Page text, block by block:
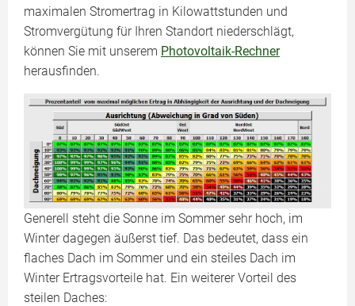
maximalen Stromertrag in Kilowattstunden und
Stromvergütung für Ihren Standort niederschlägt,
können Sie mit unserem Photovoltaik-Rechner
herausfinden.
Generell steht die Sonne im Sommer sehr hoch, im
Winter dagegen äußerst tief. Das bedeutet, dass ein
flaches Dach im Sommer und ein steiles Dach im
Winter Ertragsvorteile hat. Ein weiterer Vorteil des
steilen Daches: